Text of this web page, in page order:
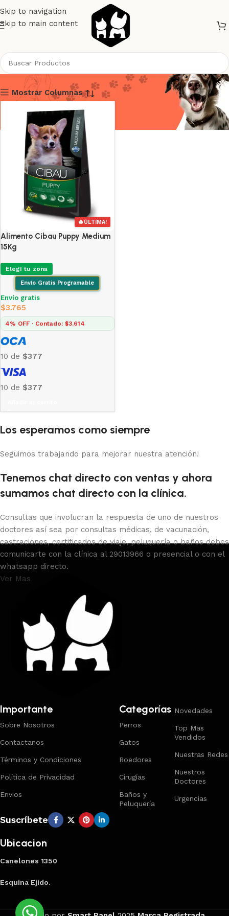
Skip to navigation
Skip to main content
Cibau Perros
Mostrar Columnas
🔥ÚLTIMA!
Alimento Cibau Puppy Medium
15Kg
Elegí tu zona
Envío Gratis Programable
Envío gratis
$3.765
4% OFF · Contado: $3.614
10 de $377
10 de $377
Los esperamos como siempre
Seguimos trabajando para mejorar nuestra atención!
Tenemos chat directo con ventas y ahora
sumamos chat directo con la clínica.
Consultas que involucran la respuesta de uno de nuestros
doctores así sea por consultas médicas, de vacunación,
castraciones, certificados de viaje, peluquería o baños debes
comunicarte con la clínica al 29013966 o presencial o con el
whatsapp directo.
Ver Mas
Importante
Sobre Nosotros
Contactanos
Términos y Condiciones
Política de Privacidad
Envios
Categorías
Perros
Gatos
Roedores
Cirugías
Baños y
Peluquería
Novedades
Top Mas
Vendidos
Nuestras Redes
Nuestros
Doctores
Urgencias
Suscríbete
Ubicacion
Canelones 1350
Esquina Ejido.